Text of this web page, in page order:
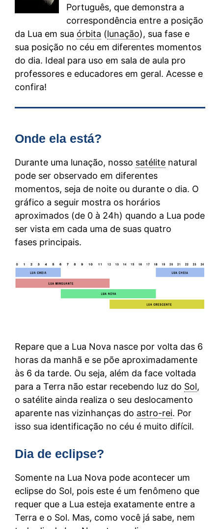
Português, que demonstra a
correspondência entre a posição
da Lua em sua órbita (lunação), sua fase e
sua posição no céu em diferentes momentos
do dia. Ideal para uso em sala de aula pro
professores e educadores em geral. Acesse e
confira!
Onde ela está?
Durante uma lunação, nosso satélite natural
pode ser observado em diferentes
momentos, seja de noite ou durante o dia. O
gráfico a seguir mostra os horários
aproximados (de 0 à 24h) quando a Lua pode
ser vista em cada uma de suas quatro
fases principais.
Repare que a Lua Nova nasce por volta das 6
horas da manhã e se põe aproximadamente
às 6 da tarde. Ou seja, além da face voltada
para a Terra não estar recebendo luz do Sol,
o satélite ainda realiza o seu deslocamento
aparente nas vizinhanças do astro-rei. Por
isso sua identificação no céu é muito difícil.
Dia de eclipse?
Somente na Lua Nova pode acontecer um
eclipse do Sol, pois este é um fenômeno que
requer que a Lua esteja exatamente entre a
Terra e o Sol. Mas, como você já sabe, nem